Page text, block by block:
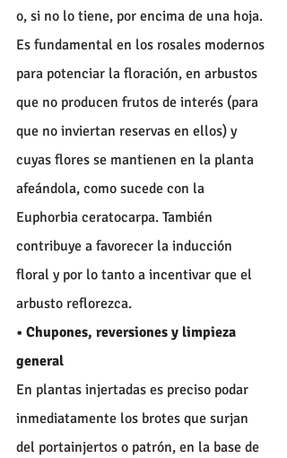
o, si no lo tiene, por encima de una hoja.
Es fundamental en los rosales modernos
para potenciar la floración, en arbustos
que no producen frutos de interés (para
que no inviertan reservas en ellos) y
cuyas flores se mantienen en la planta
afeándola, como sucede con la
Euphorbia ceratocarpa. También
contribuye a favorecer la inducción
floral y por lo tanto a incentivar que el
arbusto reflorezca.
• Chupones, reversiones y limpieza
general
En plantas injertadas es preciso podar
inmediatamente los brotes que surjan
del portainjertos o patrón, en la base de